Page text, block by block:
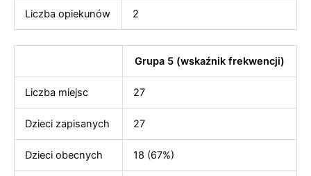
Liczba opiekunów 2
Grupa 5 (wskaźnik frekwencji)
Liczba miejsc 27
Dzieci zapisanych 27
Dzieci obecnych 18 (67%)